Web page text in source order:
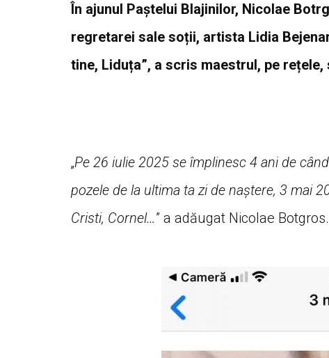
În ajunul Paștelui Blajinilor, Nicolae
regretarei sale soții, artista Lidia
tine, Liduța”, a scris maestrul, pe rețele,
„Pe 26 iulie 2025 se împlinesc 4 ani de
pozele de la ultima ta zi de naștere, 3 mai
Cristi, Cornel…” a adăugat Nicolae Botgros.